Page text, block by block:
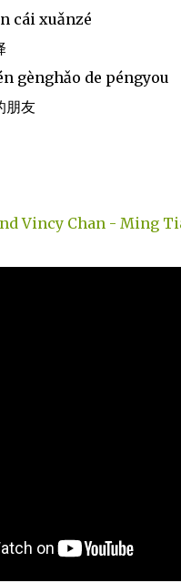
cái xuǎnzé
gènghǎo de péngyou
朋友
Vincy Chan - Ming